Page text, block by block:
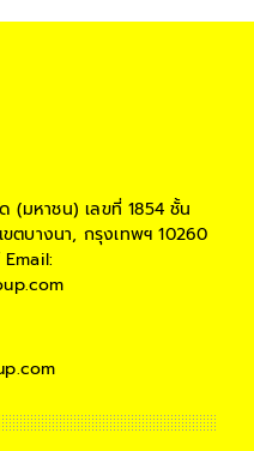
(มหาชน) เลขที่ 1854 ชั้น
ขตบางนา, กรุงเทพฯ 10260
Email: